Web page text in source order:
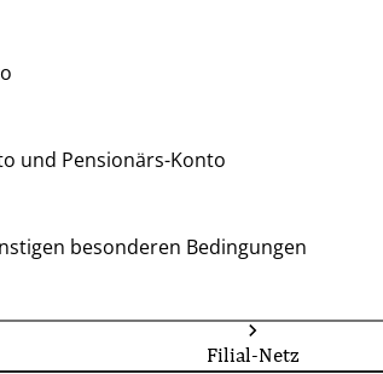
und Pensionärs-Konto
besonderen Bedingungen
Filial-Netz